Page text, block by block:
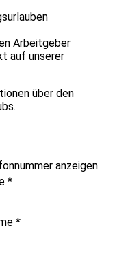
Arbeitgeber
auf unserer
über den
anzeigen
*
*